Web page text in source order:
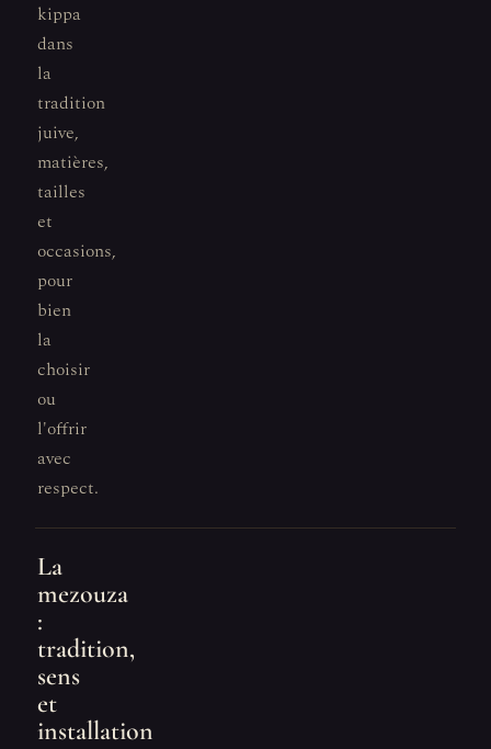
kippa
dans
la
tradition
juive,
matières,
tailles
et
occasions,
pour
bien
la
choisir
ou
l'offrir
avec
respect.
La
mezouza
:
tradition,
sens
et
installation